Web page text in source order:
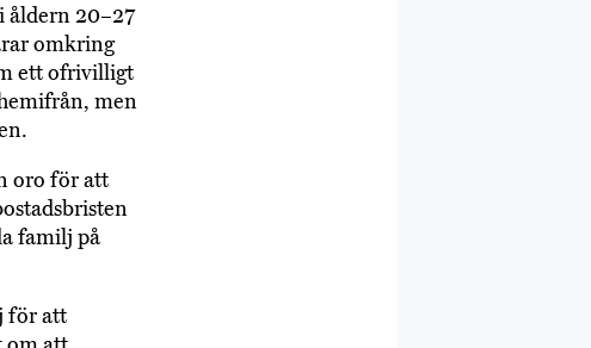
åldern 20–27
omkring
ett ofrivilligt
men
oro för att
familj på
för att